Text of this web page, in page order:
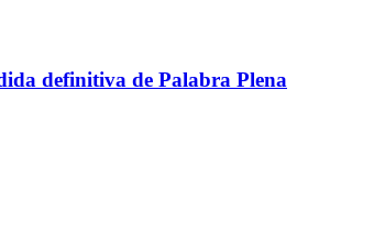
definitiva de Palabra Plena